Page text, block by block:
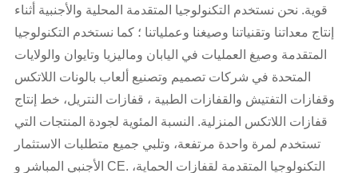
قوية. نحن نستخدم التكنولوجيا المتقدمة المحلية والأجنبية أثناء
إنتاج معداتنا وتقنياتنا وصيغنا وعملياتنا ؛ كما نستخدم التكنولوجيا
المتقدمة وصيغ العمليات في اليابان وماليزيا وتايوان والولايات
المتحدة في شركات تصميم وتصنيع ألعاب بالونات اللاتكس
وقفازات التفتيش والقفازات الطبية ، قفازات النتريل، خط إنتاج
قفازات اللاتكس المنزلية. النسبة المئوية لجودة المنتجات التي
تستخدم لمرة واحدة مرتفعة، وتلبي جميع متطلبات الاستثمار
الأجنبي المباشر و CE. التكنولوجيا المتقدمة لقفازات الحماية،